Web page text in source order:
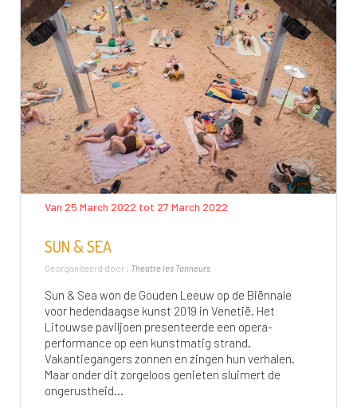
Van 25 March 2022 tot 27 March 2022
SUN & SEA
Georganiseerd door : Theatre les Tanneurs
Sun & Sea won de Gouden Leeuw op de Biënnale
voor hedendaagse kunst 2019 in Venetië. Het
Litouwse paviljoen presenteerde een opera-
performance op een kunstmatig strand.
Vakantiegangers zonnen en zingen hun verhalen.
Maar onder dit zorgeloos genieten sluimert de
ongerustheid...